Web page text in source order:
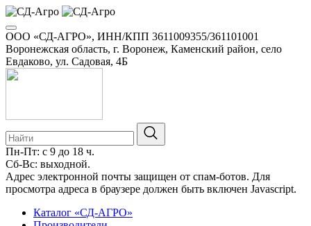
ООО «СД-АГРО», ИНН/КПП 3611009355/361101001
Воронежская область, г. Воронеж, Каменский район, село
Евдаково, ул. Садовая, 4Б
Пн-Пт: с 9 до 18 ч.
Сб-Вс: выходной.
Адрес электронной почты защищен от спам-ботов. Для
просмотра адреса в браузере должен быть включен Javascript.
Каталог «СД-АГРО»